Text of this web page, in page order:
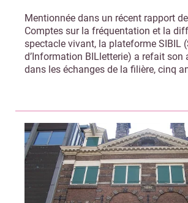
Mentionnée dans un récent rapport
Comptes sur la fréquentation et la
spectacle vivant, la plateforme SIBIL
d’Information BILletterie) a refait son
dans les échanges de la filière, cinq